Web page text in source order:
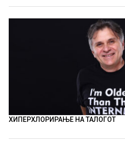
ХИПЕРХЛОРИРАЊЕ НА ТАЛОГОТ